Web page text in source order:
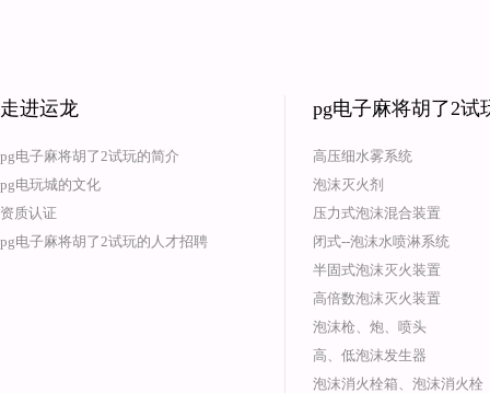
走进运龙
pg电子麻将胡了2试玩的简介
pg电玩城的文化
资质认证
pg电子麻将胡了2试玩的人才招聘
pg电子麻将胡了2试
高压细水雾系统
泡沫灭火剂
压力式泡沫混合装置
闭式--泡沫水喷淋系统
半固式泡沫灭火装置
高倍数泡沫灭火装置
泡沫枪、炮、喷头
高、低泡沫发生器
泡沫消火栓箱、泡沫消火栓